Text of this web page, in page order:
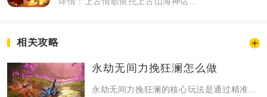
相关攻略
永劫无间力挽狂澜怎么做